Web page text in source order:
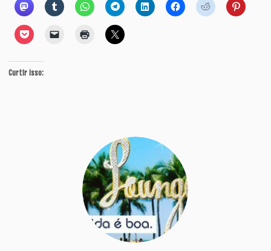
Curtir isso: